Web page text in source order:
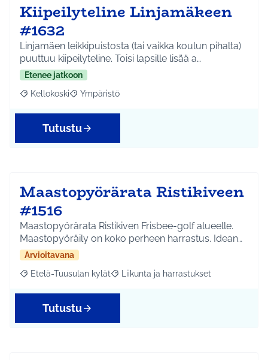
Kiipeilyteline Linjamäkeen
#1632
Linjamäen leikkipuistosta (tai vaikka koulun pihalta)
puuttuu kiipeilyteline. Toisi lapsille lisää a…
Etenee jatkoon
Rajaa tulokset aihepiirin mukaan: Kellokoski
Kellokoski Rajaa tulokset teeman mukaan: Ympäristö
Ympäristö
Tutustu
Maastopyörärata Ristikiveen
#1516
Maastopyörärata Ristikiven Frisbee-golf alueelle.
Maastopyöräily on koko perheen harrastus. Idean…
Arvioitavana
Rajaa tulokset aihepiirin mukaan: Etelä-Tuusulan kylät
Etelä-Tuusulan kylät Rajaa tulokset teeman mukaan:
Liikunta ja harrastukset
Tutustu